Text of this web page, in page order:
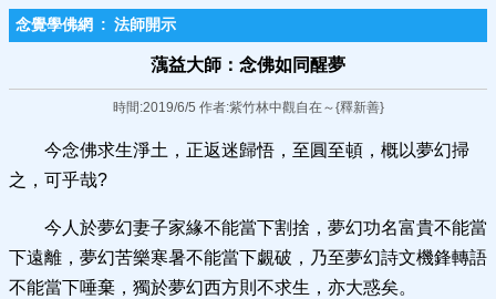
念覺學佛網 : 法師開示
蕅益大師：念佛如同​醒夢
時間:2019/6/5 作者:紫竹林中觀自在～{釋新善}
今念佛求生淨土，正返迷歸悟，至圓至頓，概以夢幻掃
之，可乎哉?
今人於夢幻妻子家緣不能當下割捨，夢幻功名富貴不能當
下遠離，夢幻苦樂寒暑不能當下覷破，乃至夢幻詩文機鋒轉語
不能當下唾棄，獨於夢幻西方則不求生，亦大惑矣。